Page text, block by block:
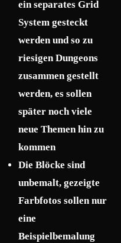
ein separates Grid
System gesteckt
werden und so zu
riesigen Dungeons
zusammen gestellt
werden, es sollen
später noch viele
neue Themen hin zu
kommen
Die Blöcke sind
unbemalt, gezeigte
Farbfotos sollen nur
eine
Beispielbemalung